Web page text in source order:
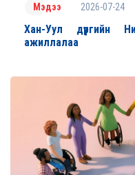
Мэдээ 2026-07-24
Хан-Уул дүүргийн
ажиллалаа